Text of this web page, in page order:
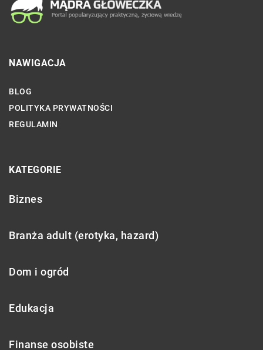
NAWIGACJA
BLOG
POLITYKA PRYWATNOŚCI
REGULAMIN
KATEGORIE
Biznes
Branża adult (erotyka, hazard)
Dom i ogród
Edukacja
Finanse osobiste